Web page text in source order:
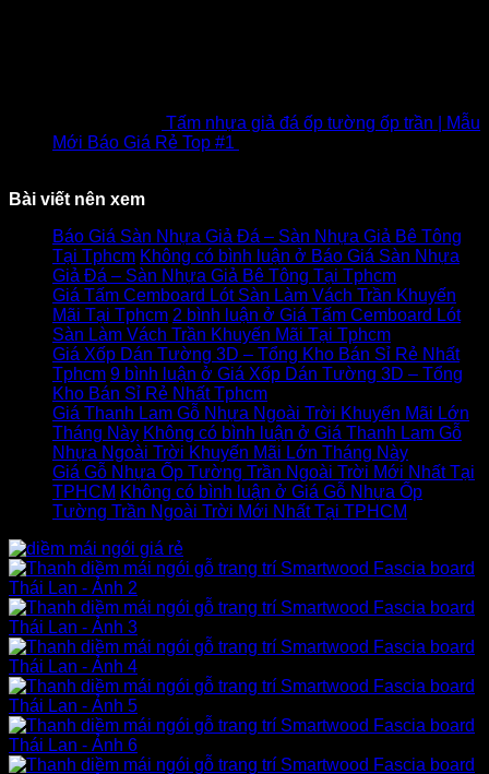
Tấm nhựa giả đá ốp tường ốp trần | Mẫu
Mới Báo Giá Rẻ Top #1
Bài viết nên xem
Báo Giá Sàn Nhựa Giả Đá – Sàn Nhựa Giả Bê Tông
Tại Tphcm Không có bình luận ở Báo Giá Sàn Nhựa
Giả Đá – Sàn Nhựa Giả Bê Tông Tại Tphcm
Giá Tấm Cemboard Lót Sàn Làm Vách Trần Khuyến
Mãi Tại Tphcm 2 bình luận ở Giá Tấm Cemboard Lót
Sàn Làm Vách Trần Khuyến Mãi Tại Tphcm
Giá Xốp Dán Tường 3D – Tổng Kho Bán Sỉ Rẻ Nhất
Tphcm 9 bình luận ở Giá Xốp Dán Tường 3D – Tổng
Kho Bán Sỉ Rẻ Nhất Tphcm
Giá Thanh Lam Gỗ Nhựa Ngoài Trời Khuyến Mãi Lớn
Tháng Này Không có bình luận ở Giá Thanh Lam Gỗ
Nhựa Ngoài Trời Khuyến Mãi Lớn Tháng Này
Giá Gỗ Nhựa Ốp Tường Trần Ngoài Trời Mới Nhất Tại
TPHCM Không có bình luận ở Giá Gỗ Nhựa Ốp
Tường Trần Ngoài Trời Mới Nhất Tại TPHCM